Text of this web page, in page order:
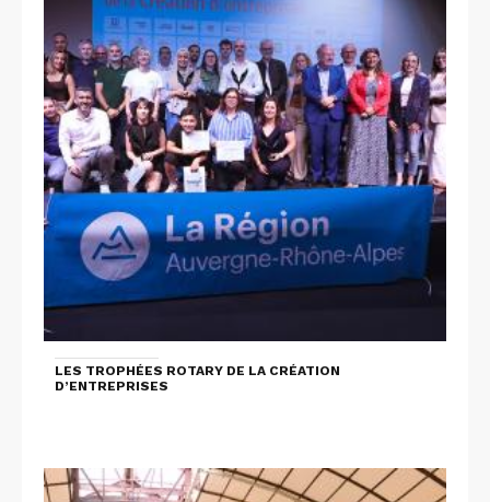
LES TROPHÉES ROTARY DE LA CRÉATION
D’ENTREPRISES